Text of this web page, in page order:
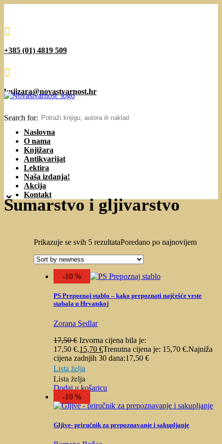

+385 (01) 4819 509

knjizara@novastvarnost.hr
Search for:
Naslovna
O nama
Knjižara
Antikvarijat
Lektira
Naša izdanja!
Akcija
Kontakt
Šumarstvo i gljivarstvo
Prikazuje se svih 5 rezultataPoredano po najnovijem
-10 %
PS Prepoznaj stablo – kako prepoznati najčešće vrste
stabala u Hrvatskoj
Zorana Sedlar
17,50€ Izvorna cijena bila je:
17,50 €.15,70 €Trenutna cijena je: 15,70 €.Najniža
cijena zadnjih 30 dana:17,50 €
Lista želja
Lista želja
Dodaj u košaricu
-10 %
Gljive- priručnik za prepoznavanje i sakupljanje